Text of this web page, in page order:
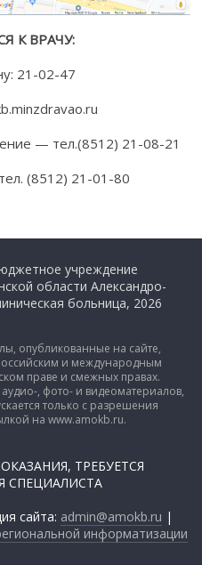
К ВРАЧУ:
21-02-47
— тел.(8512) 21-08-21
(8512) 21-01-80
учреждение
области Александро-
больница, 2026
опубликованные на сайте,
и международным
праве и смежных правах.
, фото- и видеоматериалов,
только с разрешения
на www.amokb.ru.
ТРЕБУЕТСЯ
СПЕЦИАЛИСТА
сайта: admin@amokb.ru |
информатизации